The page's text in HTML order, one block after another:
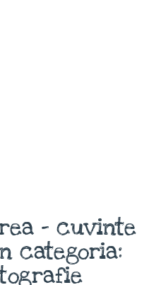
- cuvinte
categoria: